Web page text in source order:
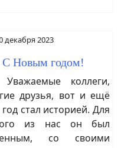
декабря 2023
С Новым годом!
коллеги,
друзья, вот и ещё
стал историей. Для
из нас он был
со своими